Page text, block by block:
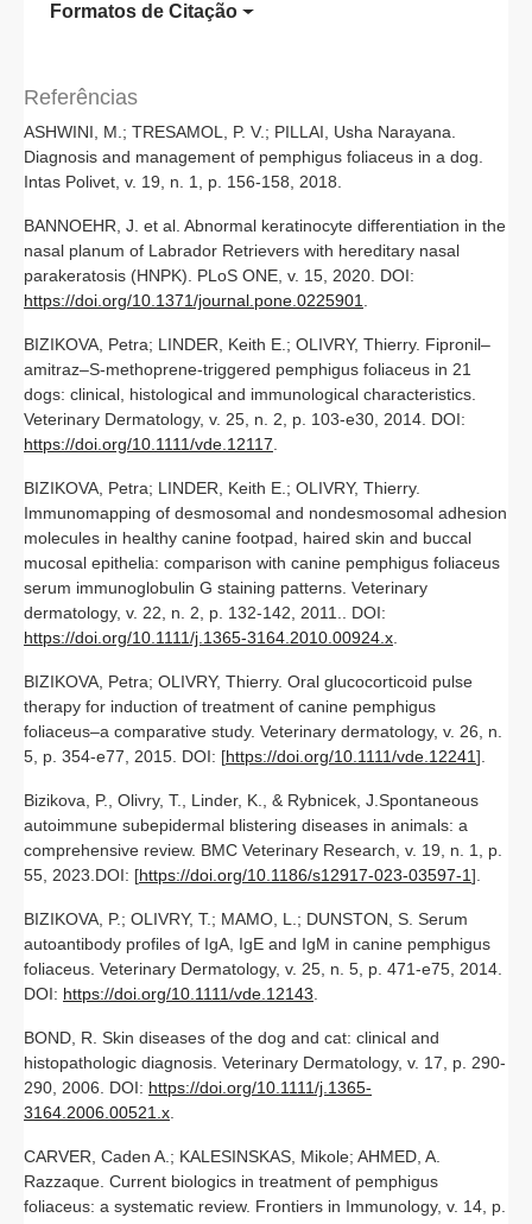
Formatos de Citação
Referências
ASHWINI, M.; TRESAMOL, P. V.; PILLAI, Usha Narayana.
Diagnosis and management of pemphigus foliaceus in a dog.
Intas Polivet, v. 19, n. 1, p. 156-158, 2018.
BANNOEHR, J. et al. Abnormal keratinocyte differentiation in the
nasal planum of Labrador Retrievers with hereditary nasal
parakeratosis (HNPK). PLoS ONE, v. 15, 2020. DOI:
https://doi.org/10.1371/journal.pone.0225901
BIZIKOVA, Petra; LINDER, Keith E.; OLIVRY, Thierry. Fipronil–
amitraz–S‐methoprene‐triggered pemphigus foliaceus in 21
dogs: clinical, histological and immunological characteristics.
Veterinary Dermatology, v. 25, n. 2, p. 103-e30, 2014. DOI:
https://doi.org/10.1111/vde.12117
BIZIKOVA, Petra; LINDER, Keith E.; OLIVRY, Thierry.
Immunomapping of desmosomal and nondesmosomal adhesion
molecules in healthy canine footpad, haired skin and buccal
mucosal epithelia: comparison with canine pemphigus foliaceus
serum immunoglobulin G staining patterns. Veterinary
dermatology, v. 22, n. 2, p. 132-142, 2011.. DOI:
https://doi.org/10.1111/j.1365-3164.2010.00924.x
BIZIKOVA, Petra; OLIVRY, Thierry. Oral glucocorticoid pulse
therapy for induction of treatment of canine pemphigus
foliaceus–a comparative study. Veterinary dermatology, v. 26, n.
5, p. 354-e77, 2015. DOI: [https://doi.org/10.1111/vde.12241].
Bizikova, P., Olivry, T., Linder, K., & Rybnicek, J.Spontaneous
autoimmune subepidermal blistering diseases in animals: a
comprehensive review. BMC Veterinary Research, v. 19, n. 1, p.
55, 2023.DOI: [https://doi.org/10.1186/s12917-023-03597-1].
BIZIKOVA, P.; OLIVRY, T.; MAMO, L.; DUNSTON, S. Serum
autoantibody profiles of IgA, IgE and IgM in canine pemphigus
foliaceus. Veterinary Dermatology, v. 25, n. 5, p. 471-e75, 2014.
DOI: https://doi.org/10.1111/vde.12143
BOND, R. Skin diseases of the dog and cat: clinical and
histopathologic diagnosis. Veterinary Dermatology, v. 17, p. 290-
290, 2006. DOI: https://doi.org/10.1111/j.1365-
3164.2006.00521.x
CARVER, Caden A.; KALESINSKAS, Mikole; AHMED, A.
Razzaque. Current biologics in treatment of pemphigus
foliaceus: a systematic review. Frontiers in Immunology, v. 14, p.